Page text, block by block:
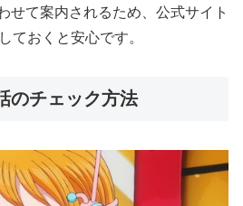
せて案内されるため、公式サイト
ておくと安心です。
のチェック方法